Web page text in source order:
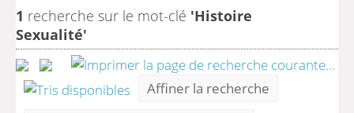
1 recherche sur le mot-clé 'Histoire
Sexualité'
Affiner la recherche